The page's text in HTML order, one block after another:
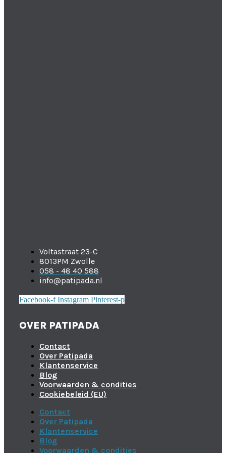
Voltastraat 23-C
8013PM Zwolle
058 - 48 40 588
info@patipada.nl
Facebook-f Instagram Pinterest-p
OVER PATIPADA
Contact
Over Patipada
Klantenservice
Blog
Voorwaarden & condities
Cookiebeleid (EU)
Contact
Over Patipada
Klantenservice
Blog
Voorwaarden & condities